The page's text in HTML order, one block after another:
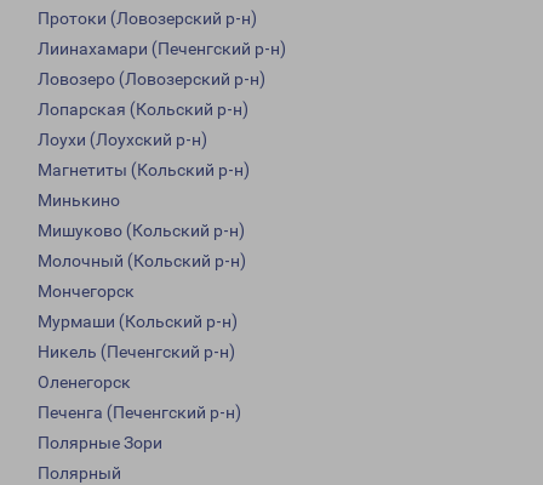
Протоки (Ловозерский р-н)
Лиинахамари (Печенгский р-н)
Ловозеро (Ловозерский р-н)
Лопарская (Кольский р-н)
Лоухи (Лоухский р-н)
Магнетиты (Кольский р-н)
Минькино
Мишуково (Кольский р-н)
Молочный (Кольский р-н)
Мончегорск
Мурмаши (Кольский р-н)
Никель (Печенгский р-н)
Оленегорск
Печенга (Печенгский р-н)
Полярные Зори
Полярный